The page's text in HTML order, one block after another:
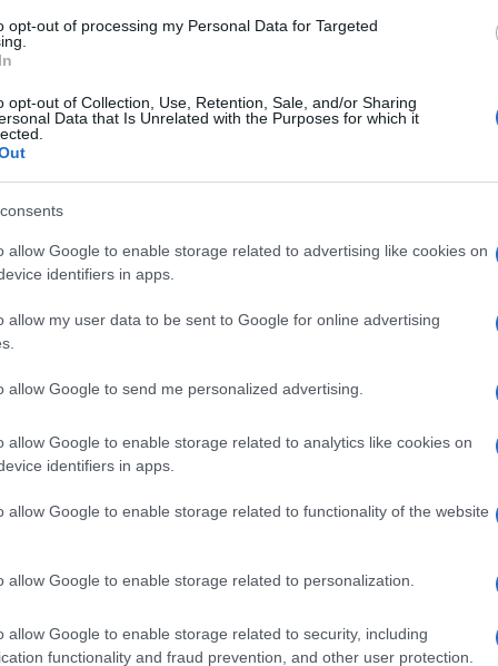
opt-out of processing my Personal Data for Targeted
opt-out of Collection, Use, Retention, Sale, and/or Sharing
Data that Is Unrelated with the Purposes for which it
allow Google to enable storage related to advertising like cookies on
identifiers in apps.
allow my user data to be sent to Google for online advertising
allow Google to send me personalized advertising.
allow Google to enable storage related to analytics like cookies on
identifiers in apps.
allow Google to enable storage related to functionality of the website
allow Google to enable storage related to personalization.
allow Google to enable storage related to security, including
functionality and fraud prevention, and other user protection.
jihadista… come si deve e si può
le moschee
il fenomeno della militanza jihadista, è
e isolare le ideologie estremiste. È
territorio italiano, come sta facendo
della militanza jihadista deve
che possono attrarre i giovani.
a coinvolgere i giovani in attività che
collaborare con le scuole, i centri di
che affrontino non solo le cause